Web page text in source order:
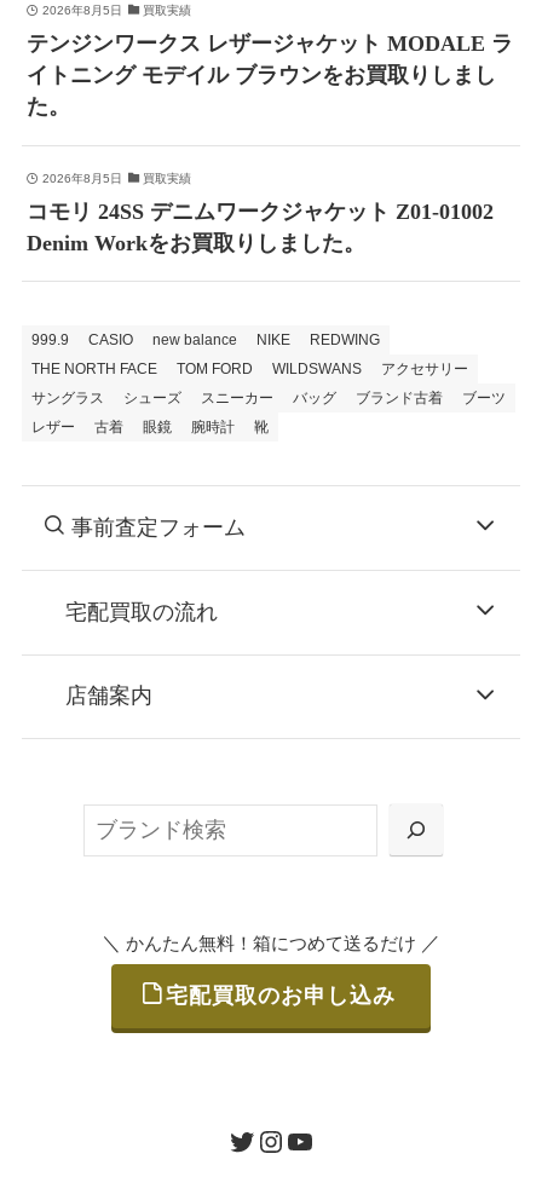
2026年8月5日 買取実績
テンジンワークス レザージャケット MODALE ラ
イトニング モデイル ブラウンをお買取りしまし
た。
2026年8月5日 買取実績
コモリ 24SS デニムワークジャケット Z01-01002
Denim Workをお買取りしました。
999.9 CASIO new balance NIKE
REDWING
THE NORTH FACE
TOM FORD WILDSWANS
アクセサリー
サングラス
シューズ スニーカー バッグ ブランド古着
ブーツ
レザー
古着 眼鏡 腕時計 靴
事前査定フォーム
宅配買取の流れ
お申込み
または梱包材不要の「集荷申込」からお選び
ご発送
店舗案内
＼ かんたん無料！箱につめて送るだけ ／
宅配買取のお申し込み
ツイッターインスタグラムユーチューブ